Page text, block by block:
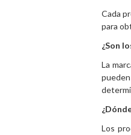
Cada
para
¿Son
La
Los